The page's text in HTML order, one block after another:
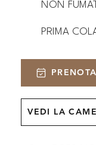
NON
PRIMA
VEDI LA